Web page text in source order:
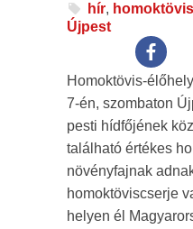
hír, homoktövis
Újpest
Homoktövis-
7-én, szombaton
pesti hídfőjének
található értékes
növényfajnak
homoktöviscserje
helyen él